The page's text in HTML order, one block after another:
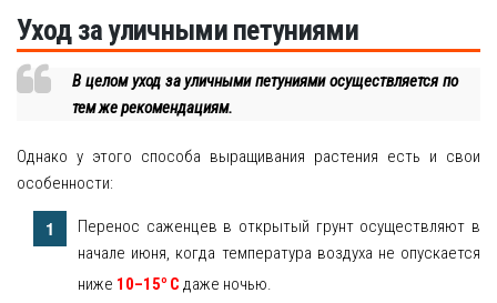
Уход за уличными петуниями
В целом уход за уличными петуниями осуществляется по
тем же рекомендациям.
Однако у этого способа выращивания растения есть и свои
особенности:
Перенос саженцев в открытый грунт осуществляют в
начале июня, когда температура воздуха не опускается
ниже 10–15о С даже ночью.